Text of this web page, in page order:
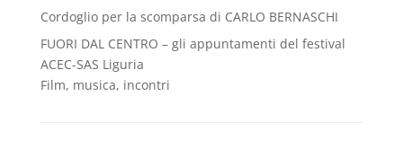
Cordoglio per la scomparsa di CARLO BERNASCHI
FUORI DAL CENTRO – gli appuntamenti del festival
ACEC-SAS Liguria
Film, musica, incontri